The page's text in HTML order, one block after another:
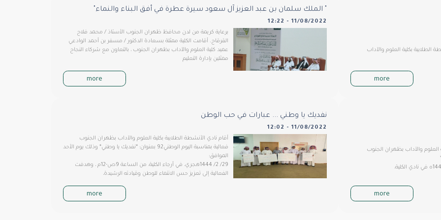
بكلية العلوم والآداب
more
" الملك سلمان بن عبد العزيز آل سعود سيرة عطرة في أفق البناء والنماء"
11/08/2022 - 12:22
برعاية كريمة من لدن محافظ ظهران الجنوب الأستاذ / محمد فلاح
القرقاح. أقامت الكلية ممثلة بسعادة الدكتور / مسفر بن أحمد الوادعي
عميد كلية العلوم والآداب بظهران الجنوب ، بالتعاون مع شركاء النجاح
ممثلين بإدارة التعليم
more
العلوم والآداب بظهران الجنوب
more
نفديك يا وطني ... عبارات في حب الوطن
11/08/2022 - 12:02
أقام نادي الأنشطة الطلابية بكلية العلوم والآداب بظهران الجنوب
فعالية بمناسبة اليوم الوطني92 بعنوان: *نفديك يا وطني* وذلك يوم الأحد
الموافق:
29/ 2/ 1444هجري، في أرجاء الكلية، من الساعة 9ص-12م ، وهدفت
الفعالية إلى تعزيز حس الانتماء للوطن وقيادته الرشيدة،
more